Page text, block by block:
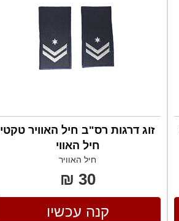
זוג דרגות רס"ב חיל האוויר טקטי
חיל האווי
חיל האוויר
30 ₪
קנה עכשיו